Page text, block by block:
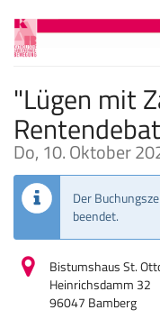
Zum
Haupt-
Inhalt
"Lügen mit
Do, 10. Oktober
Der
beendet.
Bistumshaus St.
Heinrichsdamm 32
96047 Bamberg